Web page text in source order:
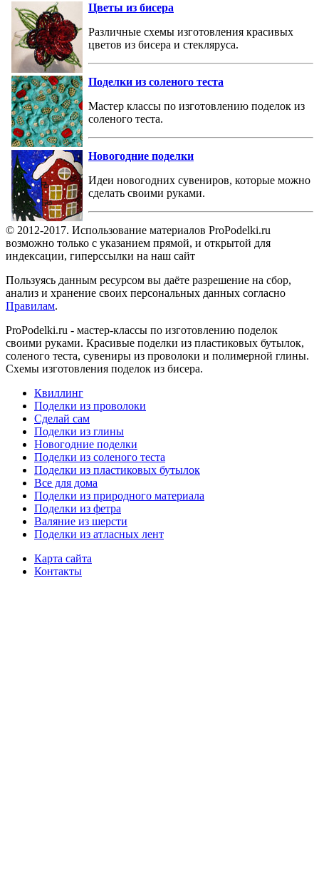
Цветы из бисера
Различные схемы изготовления красивых
цветов из бисера и стекляруса.
Поделки из соленого теста
Мастер классы по изготовлению поделок из
соленого теста.
Новогодние поделки
Идеи новогодних сувениров, которые можно
сделать своими руками.
© 2012-2017. Использование материалов ProPodelki.ru
возможно только с указанием прямой, и открытой для
индексации, гиперссылки на наш сайт
Пользуясь данным ресурсом вы даёте разрешение на сбор,
анализ и хранение своих персональных данных согласно
Правилам.
ProPodelki.ru - мастер-классы по изготовлению поделок
своими руками. Красивые поделки из пластиковых бутылок,
соленого теста, сувениры из проволоки и полимерной глины.
Схемы изготовления поделок из бисера.
Квиллинг
Поделки из проволоки
Сделай сам
Поделки из глины
Новогодние поделки
Поделки из соленого теста
Поделки из пластиковых бутылок
Все для дома
Поделки из природного материала
Поделки из фетра
Валяние из шерсти
Поделки из атласных лент
Карта сайта
Контакты